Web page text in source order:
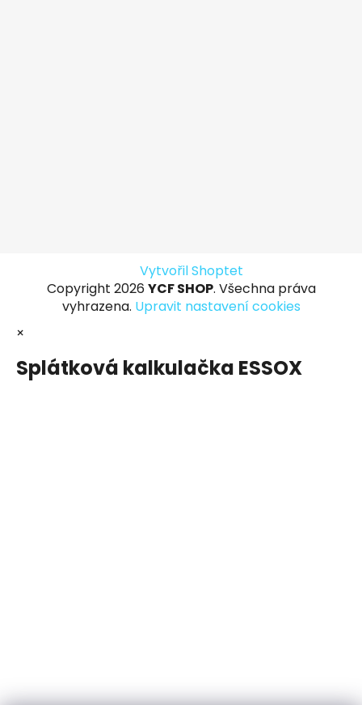
Vytvořil Shoptet
Copyright 2026 YCF SHOP. Všechna práva
vyhrazena. Upravit nastavení cookies
×
Splátková kalkulačka ESSOX